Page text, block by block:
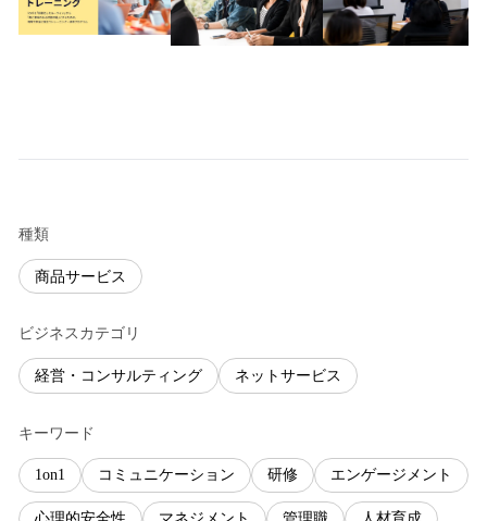
種類
商品サービス
ビジネスカテゴリ
経営・コンサルティング ネットサービス
キーワード
1on1 コミュニケーション 研修 エンゲージメント